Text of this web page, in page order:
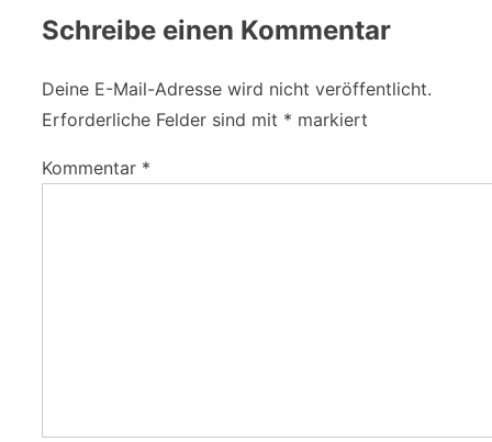
Schreibe einen Kommentar
Deine E-Mail-Adresse wird nicht veröffentlicht.
Erforderliche Felder sind mit * markiert
Kommentar *